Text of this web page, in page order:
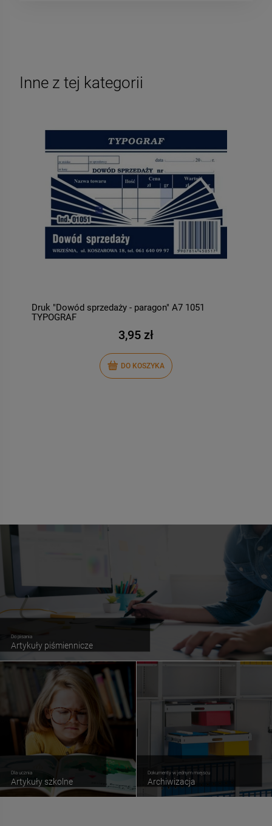
Inne z tej kategorii
Druk "Dowód sprzedaży - paragon" A7 1051
TYPOGRAF
3,95 zł
DO KOSZYKA
Do pisania
Artykuły piśmiennicze
Dla ucznia
Artykuły szkolne
Dokumenty w jednym miejscu
Archiwizacja